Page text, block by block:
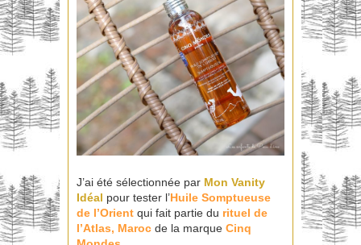
J’ai été sélectionnée par Mon Vanity
Idéal pour tester l’Huile Somptueuse
de l’Orient qui fait partie du rituel de
l’Atlas, Maroc de la marque Cinq